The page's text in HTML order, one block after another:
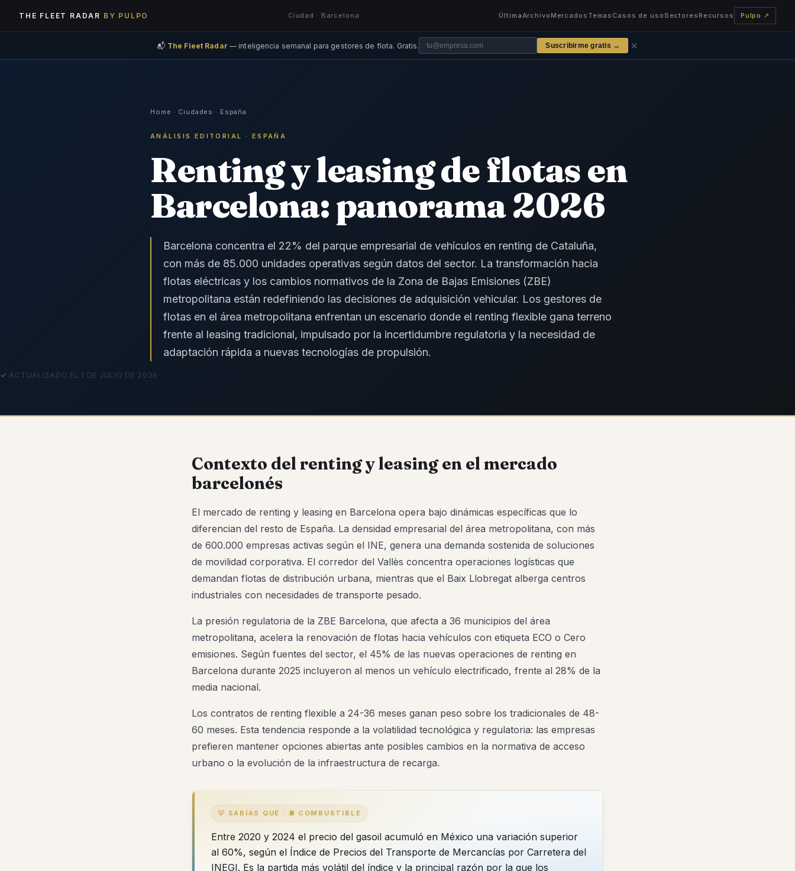
THE FLEET RADAR BY PULPO Ciudad · Barcelona ÚltimaArchivo Mercados Temas Casos de usoSectores Recursos Pulpo ↗
📬 The Fleet Radar — inteligencia semanal para gestores de flota. Gratis. Suscribirme gratis → ✕
Home · Ciudades · España
ANÁLISIS EDITORIAL · ESPAÑA
Renting y leasing de flotas en
Barcelona: panorama 2026
Barcelona concentra el 22% del parque empresarial de vehículos en renting de Cataluña,
con más de 85.000 unidades operativas según datos del sector. La transformación hacia
flotas eléctricas y los cambios normativos de la Zona de Bajas Emisiones (ZBE)
metropolitana están redefiniendo las decisiones de adquisición vehicular. Los gestores de
flotas en el área metropolitana enfrentan un escenario donde el renting flexible gana terreno
frente al leasing tradicional, impulsado por la incertidumbre regulatoria y la necesidad de
adaptación rápida a nuevas tecnologías de propulsión.
ACTUALIZADO EL 1 DE JULIO DE 2026
Contexto del renting y leasing en el mercado
barcelonés
El mercado de renting y leasing en Barcelona opera bajo dinámicas específicas que lo
diferencian del resto de España. La densidad empresarial del área metropolitana, con más
de 600.000 empresas activas según el INE, genera una demanda sostenida de soluciones
de movilidad corporativa. El corredor del Vallès concentra operaciones logísticas que
demandan flotas de distribución urbana, mientras que el Baix Llobregat alberga centros
industriales con necesidades de transporte pesado.
La presión regulatoria de la ZBE Barcelona, que afecta a 36 municipios del área
metropolitana, acelera la renovación de flotas hacia vehículos con etiqueta ECO o Cero
emisiones. Según fuentes del sector, el 45% de las nuevas operaciones de renting en
Barcelona durante 2025 incluyeron al menos un vehículo electrificado, frente al 28% de la
media nacional.
Los contratos de renting flexible a 24-36 meses ganan peso sobre los tradicionales de 48-
60 meses. Esta tendencia responde a la volatilidad tecnológica y regulatoria: las empresas
prefieren mantener opciones abiertas ante posibles cambios en la normativa de acceso
urbano o la evolución de la infraestructura de recarga.
💡 SABÍAS QUÉ · ⛽ COMBUSTIBLE
Entre 2020 y 2024 el precio del gasoil acumuló en México una variación superior
al 60%, según el Índice de Precios del Transporte de Mercancías por Carretera del
INEGI. Es la partida más volátil del índice y la principal razón por la que los